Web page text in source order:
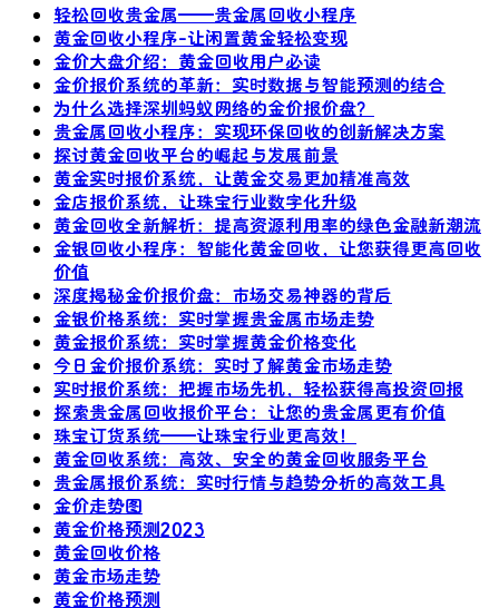
轻松回收贵金属——贵金属回收小程序
黄金回收小程序-让闲置黄金轻松变现
金价大盘介绍：黄金回收用户必读
金价报价系统的革新：实时数据与智能预测的结合
为什么选择深圳蚂蚁网络的金价报价盘？
贵金属回收小程序：实现环保回收的创新解决方案
探讨黄金回收平台的崛起与发展前景
黄金实时报价系统，让黄金交易更加精准高效
金店报价系统，让珠宝行业数字化升级
黄金回收全新解析：提高资源利用率的绿色金融新潮流
金银回收小程序：智能化黄金回收，让您获得更高回收
价值
深度揭秘金价报价盘：市场交易神器的背后
金银价格系统：实时掌握贵金属市场走势
黄金报价系统：实时掌握黄金价格变化
今日金价报价系统：实时了解黄金市场走势
实时报价系统：把握市场先机，轻松获得高投资回报
探索贵金属回收报价平台：让您的贵金属更有价值
珠宝订货系统——让珠宝行业更高效！
黄金回收系统：高效、安全的黄金回收服务平台
贵金属报价系统：实时行情与趋势分析的高效工具
金价走势图
黄金价格预测2023
黄金回收价格
黄金市场走势
黄金价格预测